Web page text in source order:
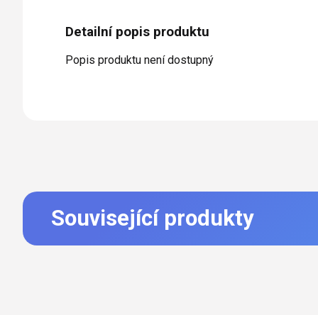
Detailní popis produktu
Popis produktu není dostupný
Související produkty